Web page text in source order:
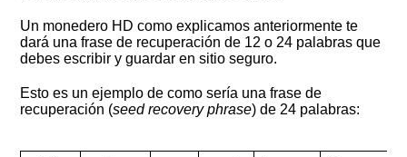
Un monedero HD como explicamos anteriormente te
dará una frase de recuperación de 12 o 24 palabras que
debes escribir y guardar en sitio seguro.
Esto es un ejemplo de como sería una frase de
recuperación (seed recovery phrase) de 24 palabras: